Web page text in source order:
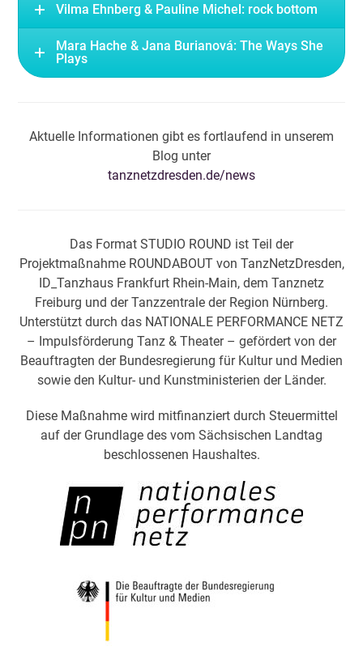
Vilma Ehnberg & Pauline Michel: rock bottom
Mara Hache & Jana Burianová: The Ways She
Plays
Aktuelle Informationen gibt es fortlaufend in unserem
Blog unter
tanznetzdresden.de/news
Das Format STUDIO ROUND ist Teil der
Projektmaßnahme ROUNDABOUT von TanzNetzDresden,
ID_Tanzhaus Frankfurt Rhein-Main, dem Tanznetz
Freiburg und der Tanzzentrale der Region Nürnberg.
Unterstützt durch das NATIONALE PERFORMANCE NETZ
– Impulsförderung Tanz & Theater – gefördert von der
Beauftragten der Bundesregierung für Kultur und Medien
sowie den Kultur- und Kunstministerien der Länder.
Diese Maßnahme wird mitfinanziert durch Steuermittel
auf der Grundlage des vom Sächsischen Landtag
beschlossenen Haushaltes.